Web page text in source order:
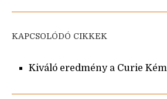
KAPCSOLÓDÓ CIKKEK
Kiváló eredmény a Curie